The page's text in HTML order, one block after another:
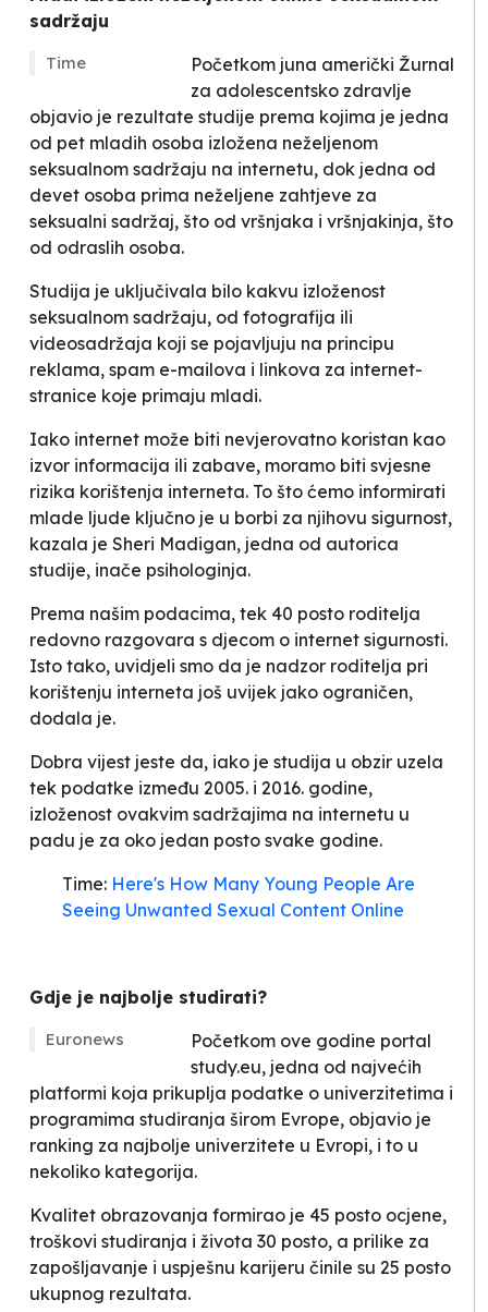
sadržaju
Time
Početkom juna američki Žurnal
za adolescentsko zdravlje
objavio je rezultate studije prema kojima je jedna
od pet mladih osoba izložena neželjenom
seksualnom sadržaju na internetu, dok jedna od
devet osoba prima neželjene zahtjeve za
seksualni sadržaj, što od vršnjaka i vršnjakinja, što
od odraslih osoba.
Studija je uključivala bilo kakvu izloženost
seksualnom sadržaju, od fotografija ili
videosadržaja koji se pojavljuju na principu
reklama, spam e-mailova i linkova za internet-
stranice koje primaju mladi.
Iako internet može biti nevjerovatno koristan kao
izvor informacija ili zabave, moramo biti svjesne
rizika korištenja interneta. To što ćemo informirati
mlade ljude ključno je u borbi za njihovu sigurnost,
kazala je Sheri Madigan, jedna od autorica
studije, inače psihologinja.
Prema našim podacima, tek 40 posto roditelja
redovno razgovara s djecom o internet sigurnosti.
Isto tako, uvidjeli smo da je nadzor roditelja pri
korištenju interneta još uvijek jako ograničen,
dodala je.
Dobra vijest jeste da, iako je studija u obzir uzela
tek podatke između 2005. i 2016. godine,
izloženost ovakvim sadržajima na internetu u
padu je za oko jedan posto svake godine.
Time: Here's How Many Young People Are
Seeing Unwanted Sexual Content Online
Gdje je najbolje studirati?
Euronews
Početkom ove godine portal
study.eu, jedna od najvećih
platformi koja prikuplja podatke o univerzitetima i
programima studiranja širom Evrope, objavio je
ranking za najbolje univerzitete u Evropi, i to u
nekoliko kategorija.
Kvalitet obrazovanja formirao je 45 posto ocjene,
troškovi studiranja i života 30 posto, a prilike za
zapošljavanje i uspješnu karijeru činile su 25 posto
ukupnog rezultata.